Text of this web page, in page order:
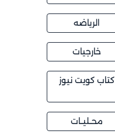
الرياضه
خارجيات
كتاب كويت نيوز
محــليــات